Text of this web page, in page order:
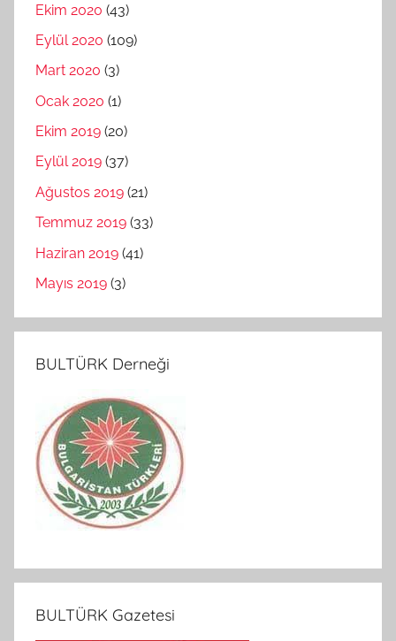
Ekim 2020 (43)
Eylül 2020 (109)
Mart 2020 (3)
Ocak 2020 (1)
Ekim 2019 (20)
Eylül 2019 (37)
Ağustos 2019 (21)
Temmuz 2019 (33)
Haziran 2019 (41)
Mayıs 2019 (3)
BULTÜRK Derneği
BULTÜRK Gazetesi